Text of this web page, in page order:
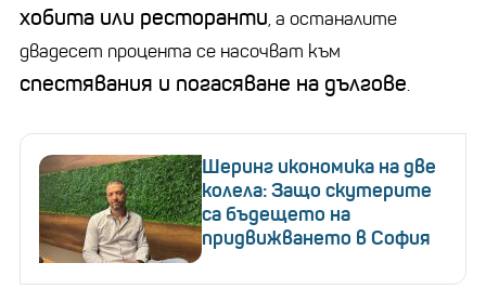
хобита или ресторанти, а останалите
двадесет процента се насочват към
спестявания и погасяване на дългове.
Шеринг икономика на две
колела: Защо скутерите
са бъдещето на
придвижването в София